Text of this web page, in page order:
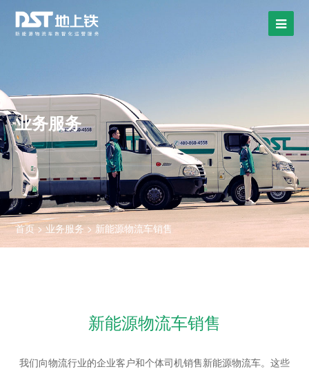
业务服务
首页 > 业务服务>新能源物流车销售
新能源物流车销售
我们向物流行业的企业客户和个体司机销售新能源物流车。这些